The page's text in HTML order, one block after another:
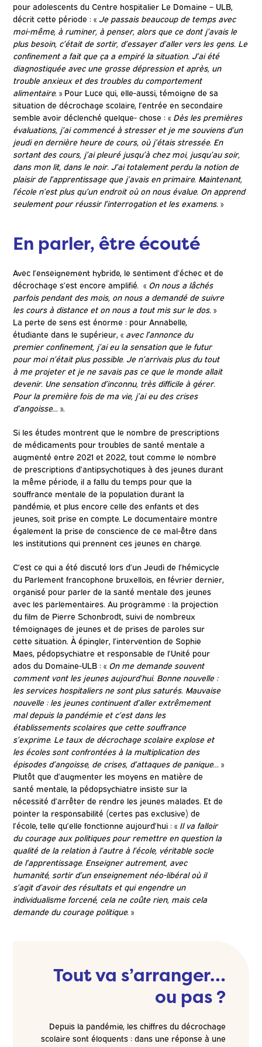
pour adolescents du Centre hospitalier Le Domaine – ULB,
décrit cette période : « Je passais beaucoup de temps avec
moi-même, à ruminer, à penser, alors que ce dont j’avais le
plus besoin, c’était de sortir, d’essayer d’aller vers les gens. Le
confinement a fait que ça a empiré la situation. J’ai été
diagnostiquée avec une grosse dépression et après, un
trouble anxieux et des troubles du comportement
alimentaire.» Pour Luce qui, elle-aussi, témoigne de sa
situation de décrochage scolaire, l’entrée en secondaire
semble avoir déclenché quelque- chose : « Dès les premières
évaluations, j’ai commencé à stresser et je me souviens d’un
jeudi en dernière heure de cours, où j’étais stressée. En
sortant des cours, j’ai pleuré jusqu’à chez moi, jusqu’au soir,
dans mon lit, dans le noir. J’ai totalement perdu la notion de
plaisir de l’apprentissage que j’avais en primaire. Maintenant,
l’école n’est plus qu’un endroit où on nous évalue. On apprend
seulement pour réussir l’interrogation et les examens. »
En parler, être écouté
Avec l’enseignement hybride, le sentiment d’échec et de
décrochage s’est encore amplifié. « On nous a lâchés
parfois pendant des mois, on nous a demandé de suivre
les cours à distance et on nous a tout mis sur le dos. »
La perte de sens est énorme : pour Annabelle,
étudiante dans le supérieur, « avec l’annonce du
premier confinement, j’ai eu la sensation que le futur
pour moi n’était plus possible. Je n’arrivais plus du tout
à me projeter et je ne savais pas ce que le monde allait
devenir. Une sensation d’inconnu, très difficile à gérer.
Pour la première fois de ma vie, j’ai eu des crises
d’angoisse… ».
Si les études montrent que le nombre de prescriptions
de médicaments pour troubles de santé mentale a
augmenté entre 2021 et 2022, tout comme le nombre
de prescriptions d’antipsychotiques à des jeunes durant
la même période, il a fallu du temps pour que la
souffrance mentale de la population durant la
pandémie, et plus encore celle des enfants et des
jeunes, soit prise en compte. Le documentaire montre
également la prise de conscience de ce mal-être dans
les institutions qui prennent ces jeunes en charge.
C’est ce qui a été discuté lors d’un Jeudi de l’hémicycle
du Parlement francophone bruxellois, en février dernier,
organisé pour parler de la santé mentale des jeunes
avec les parlementaires. Au programme : la projection
du film de Pierre Schonbrodt, suivi de nombreux
témoignages de jeunes et de prises de paroles sur
cette situation. À épingler, l’intervention de Sophie
Maes, pédopsychiatre et responsable de l’Unité pour
ados du Domaine-ULB : « On me demande souvent
comment vont les jeunes aujourd’hui. Bonne nouvelle :
les services hospitaliers ne sont plus saturés. Mauvaise
nouvelle : les jeunes continuent d’aller extrêmement
mal depuis la pandémie et c’est dans les
établissements scolaires que cette souffrance
s’exprime. Le taux de décrochage scolaire explose et
les écoles sont confrontées à la multiplication des
épisodes d’angoisse, de crises, d’attaques de panique…»
Plutôt que d’augmenter les moyens en matière de
santé mentale, la pédopsychiatre insiste sur la
nécessité d’arrêter de rendre les jeunes malades. Et de
pointer la responsabilité (certes pas exclusive) de
l’école, telle qu’elle fonctionne aujourd’hui : « Il va falloir
du courage aux politiques pour remettre en question la
qualité de la relation à l’autre à l’école, véritable socle
de l’apprentissage. Enseigner autrement, avec
humanité, sortir d’un enseignement néo-libéral où il
s’agit d’avoir des résultats et qui engendre un
individualisme forcené, cela ne coûte rien, mais cela
demande du courage politique. »
Tout va s’arranger…
ou pas ?
Depuis la pandémie, les chiffres du décrochage
scolaire sont éloquents : dans une réponse à une